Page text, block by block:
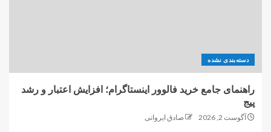
دسته‌بندی نشده
راهنمای جامع خرید فالوور اینستاگرام؛ افزایش اعتبار و رشد
پیج
آگوست 2, 2026 صادق ایروانی